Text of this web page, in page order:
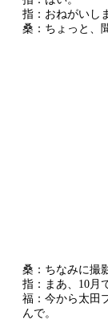
指：おねがいし
桑：ちょっと、
桑：ちなみに撮
指：まあ、10月
福：今から太田
んで。